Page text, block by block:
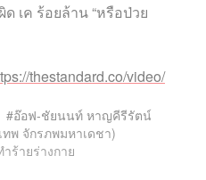
เค ร้อยล้าน “หรือป่วย
thestandard.co/video/
อ๊อฟ-ชัยนนท์ หาญคีรีรัตน์
พ จักรภพมหาเดชา)
ำร้ายร่างกาย